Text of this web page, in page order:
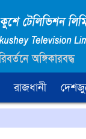
রাজধানী